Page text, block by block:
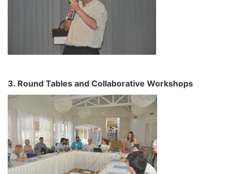
3. Round Tables and Collaborative Workshops